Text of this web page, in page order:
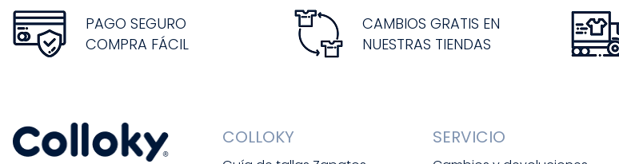
PAGO SEGURO
COMPRA FÁCIL
CAMBIOS GRATIS EN
NUESTRAS TIENDAS
COLLOKY SERVICIO